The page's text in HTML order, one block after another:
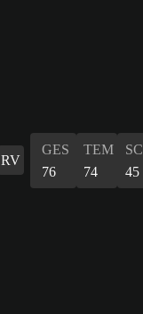
RV
GES
76
TEM
74
45